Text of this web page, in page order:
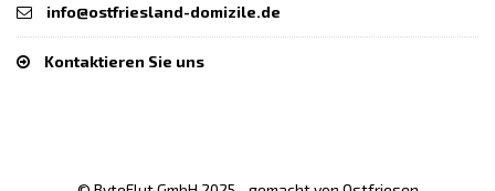
info@ostfriesland-domizile.de
Kontaktieren Sie uns